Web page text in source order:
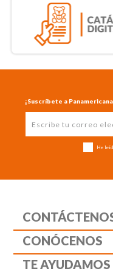
¡Suscríbete a
He
CONÓCENOS
TE AYUDAMOS